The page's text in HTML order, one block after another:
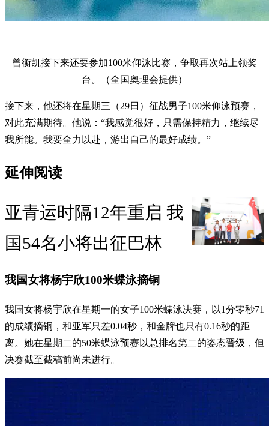
曾衡凯接下来还要参加100米仰泳比赛，争取再次站上领奖
台。（全国奥理会提供）
接下来，他还将在星期三（29日）征战男子100米仰泳预赛，
对此充满期待。他说：“我感觉很好，只需保持精力，继续尽
我所能。我要全力以赴，游出自己的最好成绩。”
延伸阅读
亚青运时隔12年重启 我
国54名小将出征巴林
我国女将杨宇欣100米蝶泳摘铜
我国女将杨宇欣在星期一的女子100米蝶泳决赛，以1分零秒71
的成绩摘铜，和亚军只差0.04秒，和金牌也只有0.16秒的距
离。她在星期二的50米蝶泳预赛以总排名第二的姿态晋级，但
决赛截至截稿前尚未进行。